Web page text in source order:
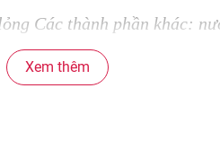
Các thành phần khác:
natri benzoat, natri
lỏng
Xem thêm